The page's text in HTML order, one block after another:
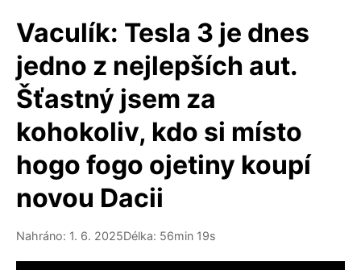
Vaculík: Tesla 3 je dnes
jedno z nejlepších aut.
Šťastný jsem za
kohokoliv, kdo si místo
hogo fogo ojetiny koupí
novou Dacii
Nahráno: 1. 6. 2025Délka: 56min 19s